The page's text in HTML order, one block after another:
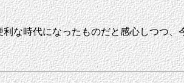
時代になったものだと感心しつつ、